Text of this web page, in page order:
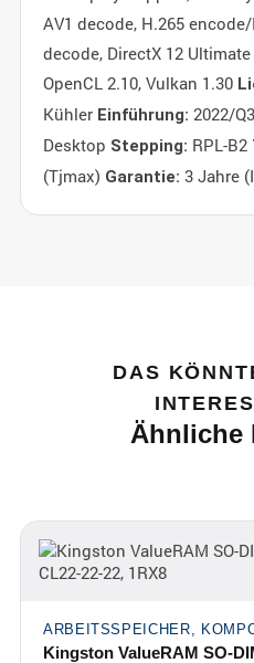
AV1 decode, H.265
decode, DirectX 12 Ultimate
OpenCL 2.10, Vulkan 1.30
Kühler Einführung: 2022/
Desktop Stepping: RPL-B2
(Tjmax) Garantie: 3 Jahre
DAS
Ähnliche
ARBEITSSPEICHER,
Kingston ValueRAM SO-